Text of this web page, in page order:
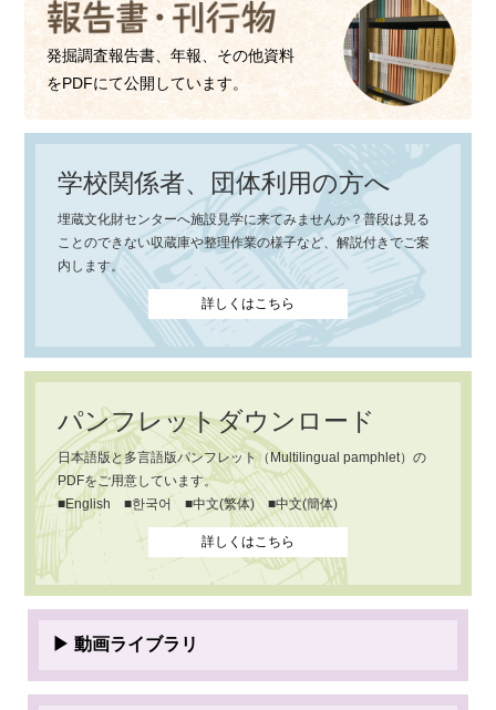
発掘調査報告書、年報、その他資料
をPDFにて公開しています。
学校関係者、団体利用の方へ
埋蔵文化財センターへ施設見学に来てみませんか？普段は見る
ことのできない収蔵庫や整理作業の様子など、解説付きでご案
内します。
詳しくはこちら
パンフレットダウンロード
日本語版と多言語版パンフレット（Multilingual pamphlet）の
PDFをご用意しています。
■English ■한국어 ■中文(繁体) ■中文(簡体)
詳しくはこちら
▶ 動画ライブラリ